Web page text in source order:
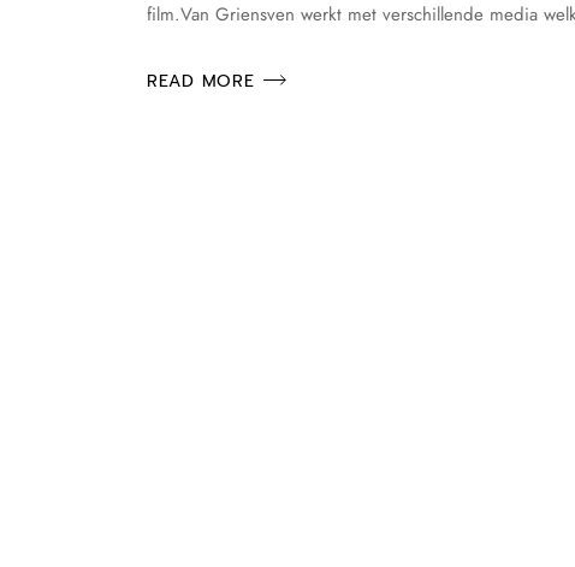
film.Van Griensven werkt met verschillende media
READ MORE